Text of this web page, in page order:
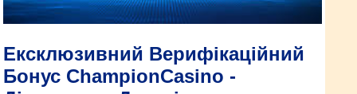
Ексклюзивний Верифікаційний
Бонус ChampionCasino -